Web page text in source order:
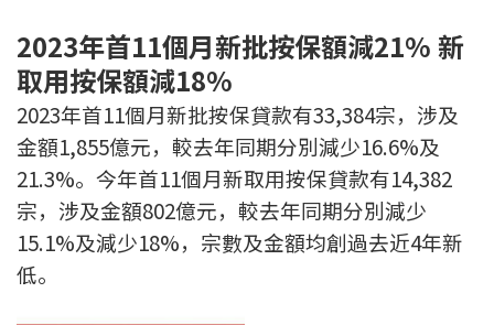
按揭全面睇
新聞/研究
公司動態
按市新聞
統計數據庫
2023年首11個月新批按保額減21% 新
取用按保額減18%
2023年首11個月新批按保貸款有33,384宗，涉及
金額1,855億元，較去年同期分別減少16.6%及
21.3%。今年首11個月新取用按保貸款有14,382
宗，涉及金額802億元，較去年同期分別減少
15.1%及減少18%，宗數及金額均創過去近4年新
低。